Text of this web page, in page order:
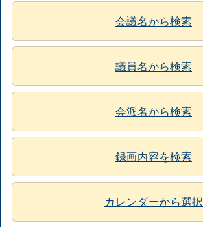
会議名から検索
議員名から検索
会派名から検索
録画内容を検索
カレンダーから選択